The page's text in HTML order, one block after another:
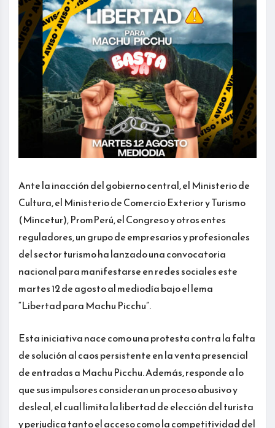
Ante la inacción del gobierno central, el Ministerio de
Cultura, el Ministerio de Comercio Exterior y Turismo
(Mincetur), PromPerú, el Congreso y otros entes
reguladores, un grupo de empresarios y profesionales
del sector turismo ha lanzado una convocatoria
nacional para manifestarse en redes sociales este
martes 12 de agosto al mediodía bajo el lema
“Libertad para Machu Picchu”.
Esta iniciativa nace como una protesta contra la falta
de solución al caos persistente en la venta presencial
de entradas a Machu Picchu. Además, responde a lo
que sus impulsores consideran un proceso abusivo y
desleal, el cual limita la libertad de elección del turista
y perjudica tanto el acceso como la competitividad del